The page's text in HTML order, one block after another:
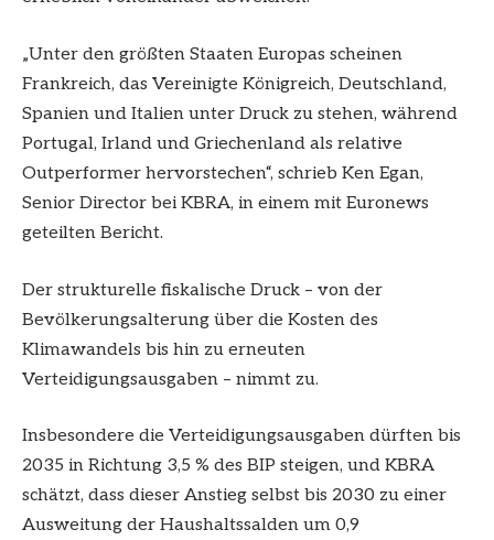
„Unter den größten Staaten Europas scheinen
Frankreich, das Vereinigte Königreich, Deutschland,
Spanien und Italien unter Druck zu stehen, während
Portugal, Irland und Griechenland als relative
Outperformer hervorstechen“, schrieb Ken Egan,
Senior Director bei KBRA, in einem mit Euronews
geteilten Bericht.
Der strukturelle fiskalische Druck – von der
Bevölkerungsalterung über die Kosten des
Klimawandels bis hin zu erneuten
Verteidigungsausgaben – nimmt zu.
Insbesondere die Verteidigungsausgaben dürften bis
2035 in Richtung 3,5 % des BIP steigen, und KBRA
schätzt, dass dieser Anstieg selbst bis 2030 zu einer
Ausweitung der Haushaltssalden um 0,9